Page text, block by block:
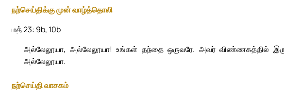
நற்செய்திக்கு முன் வாழ்த்தொலி
மத் 23: 9b, 10b
அல்லேலூயா, அல்லேலூயா! உங்கள் தந்தை ஒருவரே. அவர் விண்ணகத்தில்
அல்லேலூயா.
நற்செய்தி வாசகம்